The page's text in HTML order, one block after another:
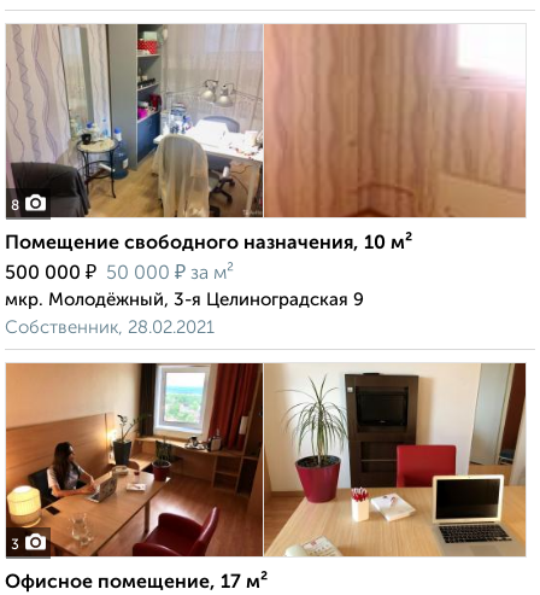
8
Помещение свободного назначения, 10 м²
500 000 ₽ 50 000 ₽ за м²
мкр. Молодёжный, 3-я Целиноградская 9
Собственник, 28.02.2021
3
Офисное помещение, 17 м²